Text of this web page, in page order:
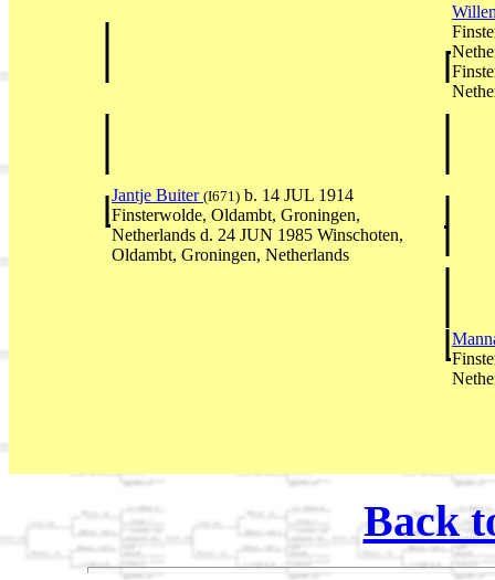
Jantje Buiter (I671) b. 14 JUL 1914
Finsterwolde, Oldambt, Groningen,
Netherlands d. 24 JUN 1985 Winschoten,
Oldambt, Groningen, Netherlands
Back